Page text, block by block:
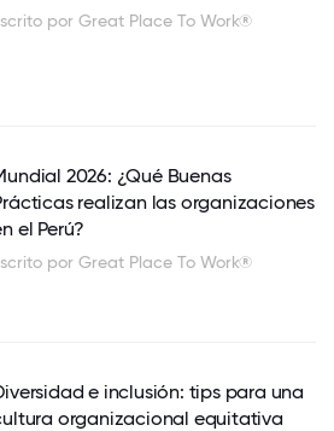
por Great Place To Work®
2026: ¿Qué Buenas
realizan las organizaciones
el Perú?
por Great Place To Work®
e inclusión: tips para una
organizacional equitativa